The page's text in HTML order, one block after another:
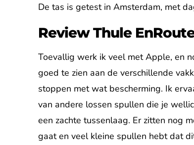
De tas is getest in Amsterdam, met
Review Thule
Toevallig werk ik veel met Apple, en
goed te zien aan de verschillende
stoppen met wat bescherming. Ik
van andere lossen spullen die je
een zachte tussenlaag. Er zitten nog
gaat en veel kleine spullen hebt dat